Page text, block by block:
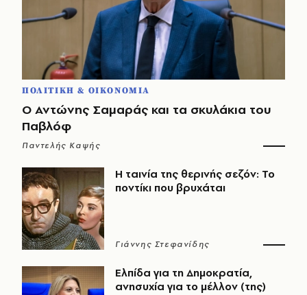
ΠΟΛΙΤΙΚΗ & ΟΙΚΟΝΟΜΙΑ
Ο Αντώνης Σαμαράς και τα σκυλάκια του
Παβλόφ
Παντελής Καψής
Η ταινία της θερινής σεζόν: Το
ποντίκι που βρυχάται
Γιάννης Στεφανίδης
Ελπίδα για τη Δημοκρατία,
ανησυχία για το μέλλον (της)